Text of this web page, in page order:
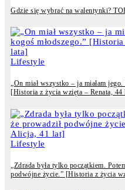
Gdzie się wybrać na walentynki?
Lifestyle
„On miał wszystko – ja miałam
[Historia z życia wzięta – Renata, 44
Lifestyle
„Zdrada była tylko początkiem.
podwójne życie.” [Historia z życia